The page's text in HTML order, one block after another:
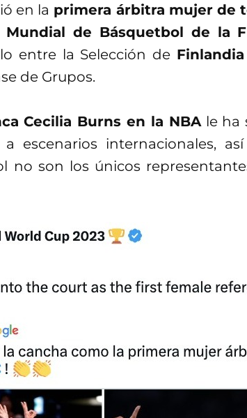
en la primera árbitra mujer de
de Básquetbol de la
entre la Selección de
de Grupos.
Cecilia Burns en la NBAle ha
escenarios internacionales,
no son los únicos